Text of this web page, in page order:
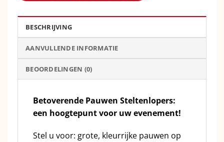
BESCHRIJVING
AANVULLENDE INFORMATIE
BEOORDELINGEN (0)
Betoverende Pauwen Steltenlopers:
een hoogtepunt voor uw evenement!
Stel u voor: grote, kleurrijke pauwen op